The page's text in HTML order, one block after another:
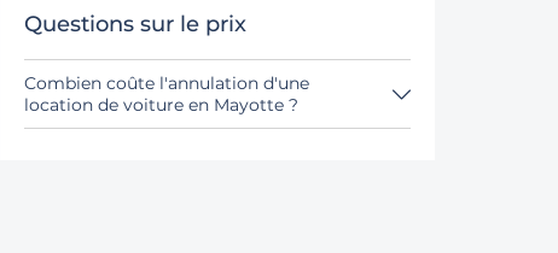
d'ouverture de Driveboo.
Questions sur le prix
Combien coûte l'annulation d'une
location de voiture en Mayotte ?
Jusqu'à 24 heures avant la location,